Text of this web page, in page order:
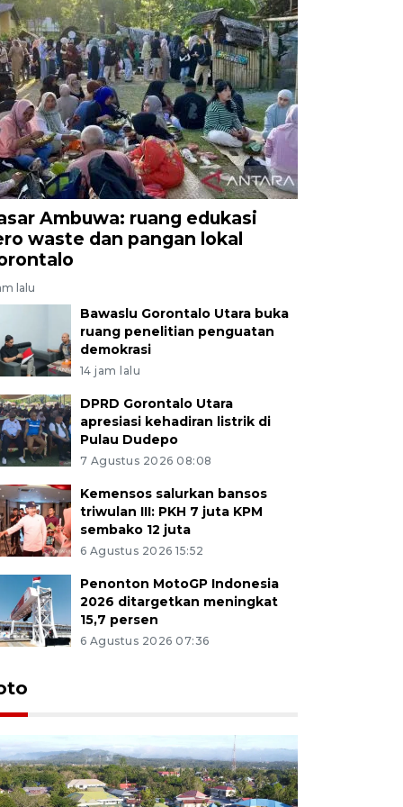
Ambuwa: ruang edukasi
waste dan pangan lokal
lalu
Bawaslu Gorontalo Utara buka
ruang penelitian penguatan
demokrasi
14 jam lalu
DPRD Gorontalo Utara
apresiasi kehadiran listrik di
Pulau Dudepo
7 Agustus 2026 08:08
Kemensos salurkan bansos
triwulan III: PKH 7 juta KPM
sembako 12 juta
6 Agustus 2026 15:52
Penonton MotoGP Indonesia
2026 ditargetkan meningkat
15,7 persen
6 Agustus 2026 07:36